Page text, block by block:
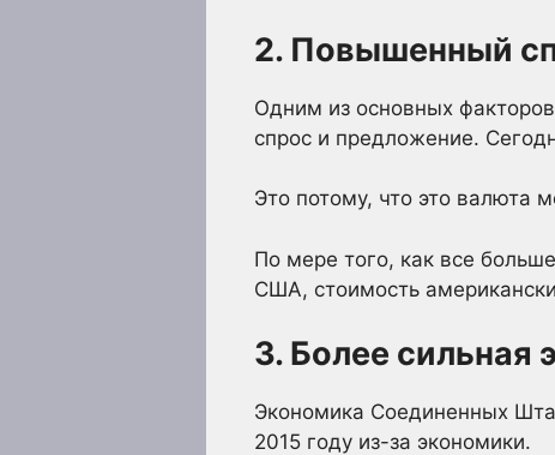
2. Повышенный
Одним из основных
спрос и предложение.
Это потому, что это валюта
По мере того, как все
США, стоимость
3. Более сильная
Экономика Соединенных
2015 году из-за экономики.